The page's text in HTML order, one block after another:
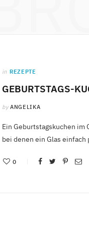
in REZEPTE
GEBURTSTAGS-
by ANGELIKA
Ein Geburtstagskuchen im
bei denen ein Glas
0